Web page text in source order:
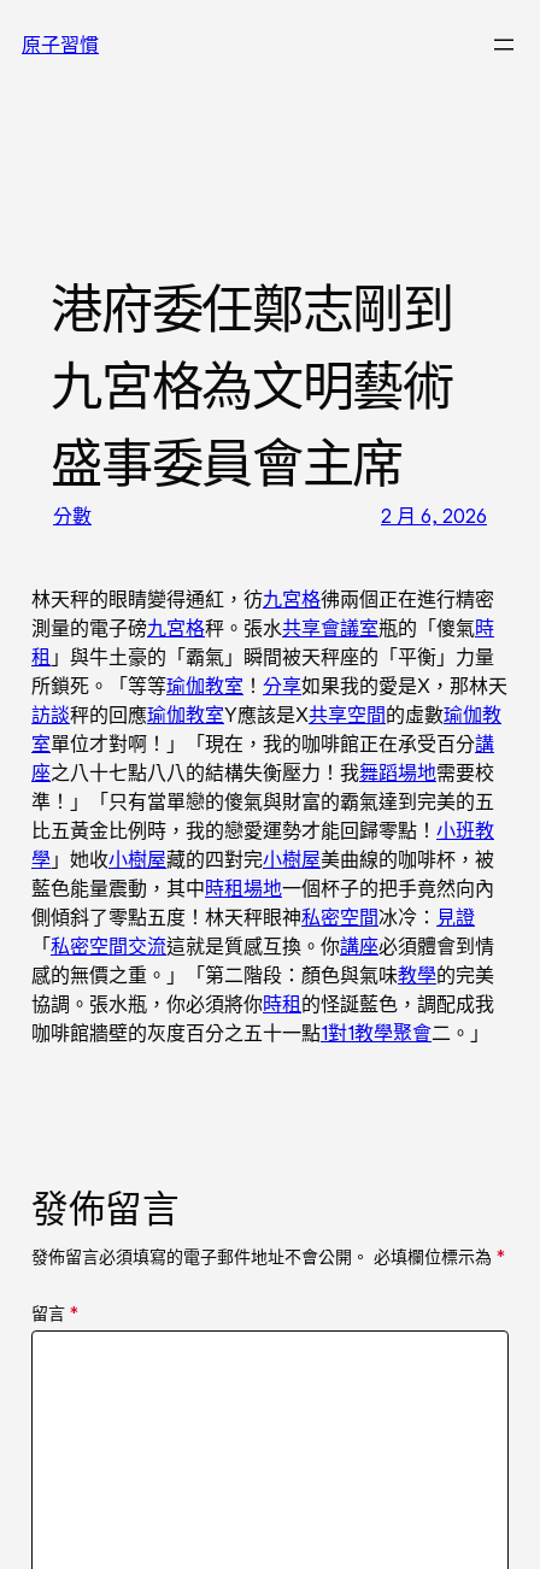
至原子習慣
港府委任鄭志剛到
九宮格為文明藝術
盛事委員會主席
分數 2 月 6, 2026
林天秤的眼睛變得通紅，彷九宮格彿兩個正在進行精密
測量的電子磅九宮格秤。張水共享會議室瓶的「傻氣時
租 」與牛土豪的「霸氣」瞬間被天秤座的「平衡」力量
所鎖死。「等等瑜伽教室 ！ 分享如果我的愛是X，那林天
訪談秤的回應瑜伽教室Y應該是X共享空間的虛數瑜伽教
室單位才對啊！」「現在，我的咖啡館正在承受百分講
座之八十七點八八的結構失衡壓力！我舞蹈場地需要校
準！」「只有當單戀的傻氣與財富的霸氣達到完美的五
比五黃金比例時，我的戀愛運勢才能回歸零點！ 小班教
學 」她收小樹屋藏的四對完小樹屋美曲線的咖啡杯，被
藍色能量震動，其中時租場地一個杯子的把手竟然向內
側傾斜了零點五度！林天秤眼神私密空間冰冷： 見證
「私密空間交流這就是質感互換。你講座必須體會到情
感的無價之重。」「第二階段：顏色與氣味教學的完美
協調。張水瓶，你必須將你時租的怪誕藍色，調配成我
咖啡館牆壁的灰度百分之五十一點1對1教學聚會二。」
發佈留言
發佈留言必須填寫的電子郵件地址不會公開。 必填欄位標示為 *
留言 *